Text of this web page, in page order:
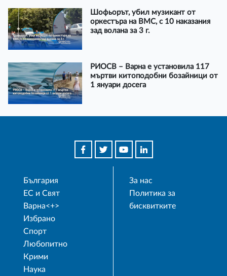
Шофьорът, убил музикант от
оркестъра на ВМС, с 10 наказания
зад волана за 3 г.
РИОСВ – Варна е установила 117
мъртви китоподобни бозайници от
1 януари досега
България
ЕС и Свят
Варна<+>
Избрано
Спорт
Любопитно
Крими
Наука
За нас
Политика за
бисквитките